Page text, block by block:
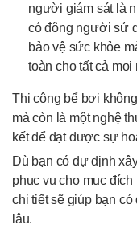
người giám sát là
có đông người sử
bảo vệ sức khỏe
toàn cho tất cả
Thi công bể bơi
mà còn là một nghệ
kết để đạt được sự
Dù bạn có dự định
phục vụ cho mục
chi tiết sẽ giúp bạn
lâu.